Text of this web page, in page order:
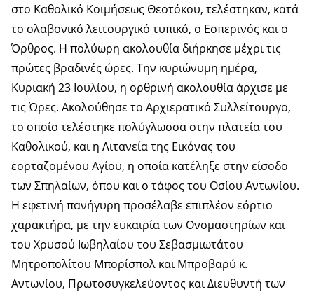
στο Καθολικό Κοιμήσεως Θεοτόκου, τελέστηκαν, κατά
το σλαβονικό λειτουργικό τυπικό, ο Εσπερινός και ο
Όρθρος. Η πολύωρη ακολουθία διήρκησε μέχρι τις
πρώτες βραδινές ώρες. Την κυριώνυμη ημέρα,
Κυριακή 23 Ιουλίου, η ορθρινή ακολουθία άρχισε με
τις Ώρες. Ακολούθησε το Αρχιερατικό Συλλείτουργο,
το οποίο τελέστηκε πολύγλωσσα στην πλατεία του
Καθολικού, και η Λιτανεία της Εικόνας του
εορταζομένου Αγίου, η οποία κατέληξε στην είσοδο
των Σπηλαίων, όπου και ο τάφος του Οσίου Αντωνίου.
H εφετινή πανήγυρη προσέλαβε επιπλέον εόρτιο
χαρακτήρα, με την ευκαιρία των Ονομαστηρίων και
του Χρυσού Ιωβηλαίου του Σεβασμιωτάτου
Μητροπολίτου Μπορίσπολ και Μπροβαρύ κ.
Αντωνίου, Πρωτοσυγκελεύοντος και Διευθυντή των